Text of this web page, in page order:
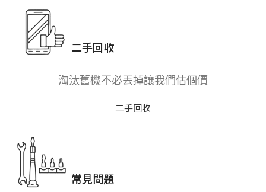
二手回收
淘汰舊機不必丟掉讓我們估個價
二手回收
常見問題